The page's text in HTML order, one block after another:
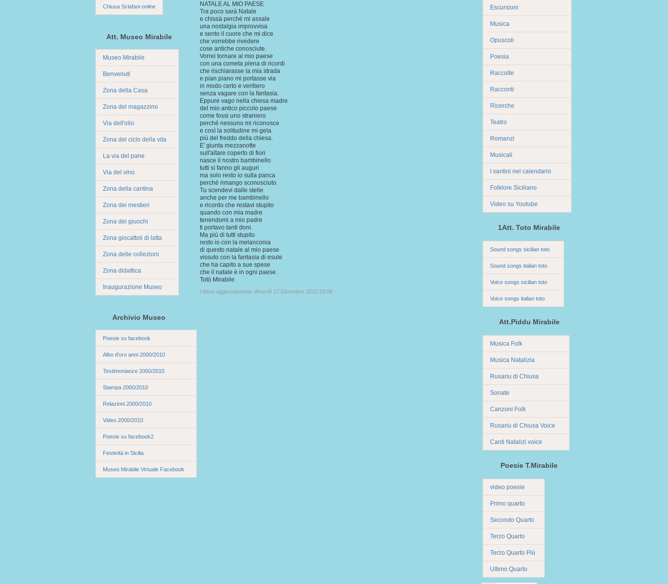
Chiusa Sclafani online
Att. Museo Mirabile
Museo Mirabile
Benvenuti
Zona della Casa
Zona del magazzino
Via dell'olio
Zona del ciclo della vita
La via del pane
Via del vino
Zona della cantina
Zona dei mestieri
Zona dei giuochi
Zona giocattoli di latta
Zona delle collezioni
Zona didattica
Inaugurazione Museo
Archivio Museo
Poesie su facebook
Albo d'oro anni 2000/2010
Testimonianze 2000/2010
Stampa 2000/2010
Relazioni 2000/2010
Video 2000/2010
Poesie su facebook2
Festività in Sicilia
Museo Mirabile Virtuale Facebook
NATALE AL MIO PAESE
Tra poco sarà Natale
e chissà perché mi assale
una nostalgia improvvisa
e sento il cuore che mi dice
che vorrebbe rivedere
cose antiche conosciute.
Vorrei tornare al mio paese
con una cometa piena di ricordi
che rischiarasse la mia strada
e pian piano mi portasse via
in modo certo e veritiero
senza vagare con la fantasia.
Eppure vago nella chiesa madre
del mio antico piccolo paese
come fossi uno straniero
perché nessuno mi riconosce
e così la solitudine mi gela
più del freddo della chiesa.
E' giunta mezzanotte
sull'altare coperto di fiori
nasce il nostro bambinello
tutti si fanno gli auguri
ma solo resto io sulla panca
perché rimango sconosciuto.
Tu scendevi dalle stelle
anche per me bambinello
e ricordo che restavi stupito
quando con mia madre
tenendomi a mio padre
ti portavo tanti doni.
Ma più di tutti stupito
resto io con la melanconia
di questo natale al mio paese
vissuto con la fantasia di esule
che ha capito a sue spese
che il natale è in ogni paese.
Totò Mirabile
Ultimo aggiornamento Venerdì 17 Dicembre 2010 20:06
Escursioni
Musica
Opuscoli
Poesia
Raccolte
Racconti
Ricerche
Teatro
Romanzi
Musicali
I santini nel calendario
Folklore Siciliano
Video su Youtube
1Att. Toto Mirabile
Sound songs sicilian toto
Sound songs italian toto
Voice songs sicilian toto
Voice songs italian toto
Att.Piddu Mirabile
Musica Folk
Musica Natalizia
Rusariu di Chiusa
Sonate
Canzoni Folk
Rusariu di Chiusa Voice
Canti Natalizi voice
Poesie T.Mirabile
video poesie
Primo quarto
Secondo Quarto
Terzo Quarto
Terzo Quarto Più
Ultimo Quarto